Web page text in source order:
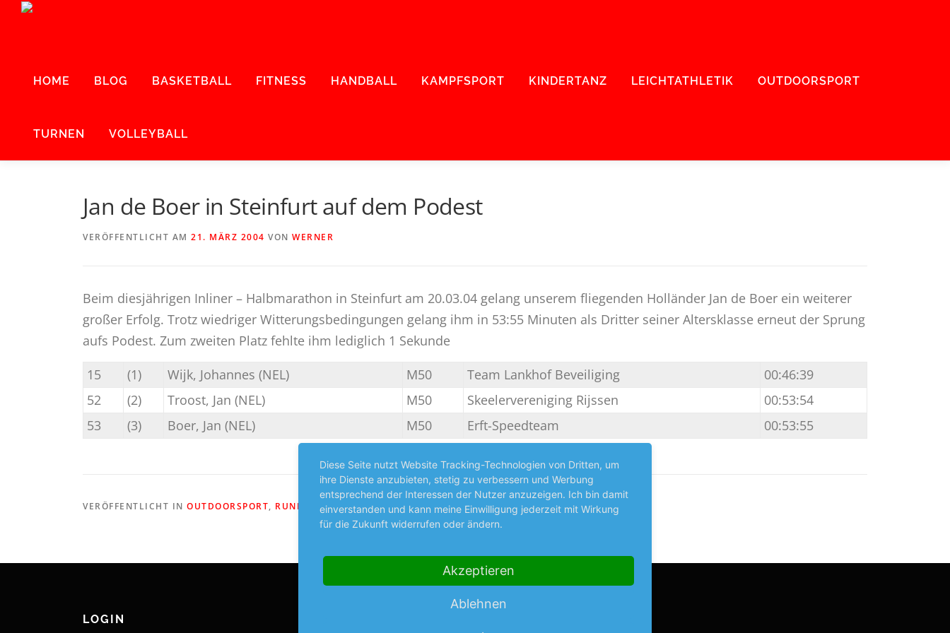
Zum
HOME BLOG BASKETBALL FITNESS HANDBALL KAMPFSPORT KINDERTANZ LEICHTATHLETIK OUTDOORSPORT
TURNEN VOLLEYBALL
Jan de Boer in Steinfurt auf dem Podest
VERÖFFENTLICHT AM 21. MÄRZ 2004 VON WERNER
Beim diesjährigen Inliner – Halbmarathon in Steinfurt am 20.03.04 gelang unserem fliegenden Holländer Jan de Boer ein weiterer
großer Erfolg. Trotz wiedriger Witterungsbedingungen gelang ihm in 53:55 Minuten als Dritter seiner Altersklasse erneut der Sprung
aufs Podest. Zum zweiten Platz fehlte ihm lediglich 1 Sekunde
15
(1) Wijk, Johannes (NEL) M50 Team Lankhof Beveiliging
00:46:39
52
(2) Troost, Jan (NEL) M50 Skeelervereniging Rijssen
00:53:54
53
(3) Boer, Jan (NEL) M50 Erft-Speedteam 00:53:55
VERÖFFENTLICHT IN OUTDOORSPORT, RUNNINGTVB
LOGIN
Diese Seite nutzt Website Tracking-Technologien von Dritten, um
ihre Dienste anzubieten, stetig zu verbessern und Werbung
entsprechend der Interessen der Nutzer anzuzeigen. Ich bin damit
einverstanden und kann meine Einwilligung jederzeit mit Wirkung
für die Zukunft widerrufen oder ändern.
Akzeptieren
Ablehnen